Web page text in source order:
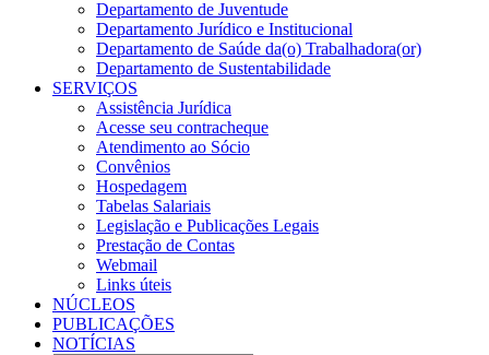
Departamento de Juventude
Departamento Jurídico e Institucional
Departamento de Saúde da(o) Trabalhadora(or)
Departamento de Sustentabilidade
SERVIÇOS
Assistência Jurídica
Acesse seu contracheque
Atendimento ao Sócio
Convênios
Hospedagem
Tabelas Salariais
Legislação e Publicações Legais
Prestação de Contas
Webmail
Links úteis
NÚCLEOS
PUBLICAÇÕES
NOTÍCIAS